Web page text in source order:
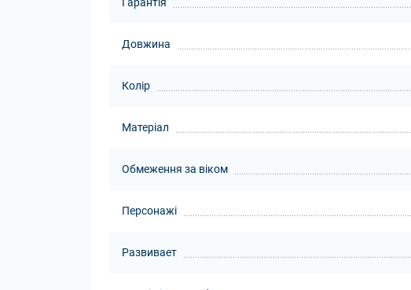
Довжина
Колір
Матеріал
Обмеження за віком
Персонажі
Развивает